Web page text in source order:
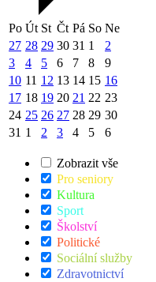
Po Út St Čt Pá So Ne
27 28 29 30 31 1
2
3
4 5 6 7 8
9
10 11 12 13 14 15 16
17 18 19 20 21 22 23
24 25 26 27 28 29 30
31 1 2 3 4 5 6
Zobrazit vše
Pro seniory
Kultura
Sport
Školství
Politické
Sociální služby
Zdravotnictví